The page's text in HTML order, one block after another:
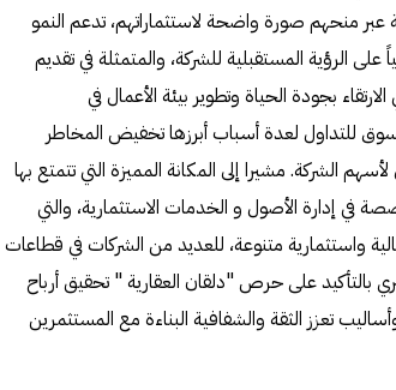
عبر منحهم صورة واضحة لاستثماراتهم، تدعم النمو
الرؤية المستقبلية للشركة، والمتمثلة في تقديم
بجودة الحياة وتطوير بيئة الأعمال في
للتداول لعدة أسباب أبرزها تخفيض المخاطر
الشركة. مشيرا إلى المكانة المميزة التي تتمتع بها
في إدارة الأصول و الخدمات الاستثمارية، والتي
مالية واستثمارية متنوعة، للعديد من الشركات في قطاعات
بالتأكيد على حرص "دلقان العقارية " تحقيق أرباح
تعزز الثقة والشفافية البناءة مع المستثمرين